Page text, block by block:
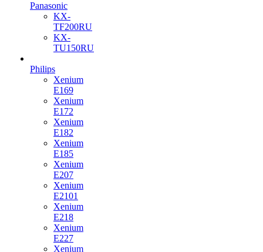
Panasonic
KX-
TF200RU
KX-
TU150RU
Philips
Xenium
E169
Xenium
E172
Xenium
E182
Xenium
E185
Xenium
E207
Xenium
E2101
Xenium
E218
Xenium
E227
Xenium